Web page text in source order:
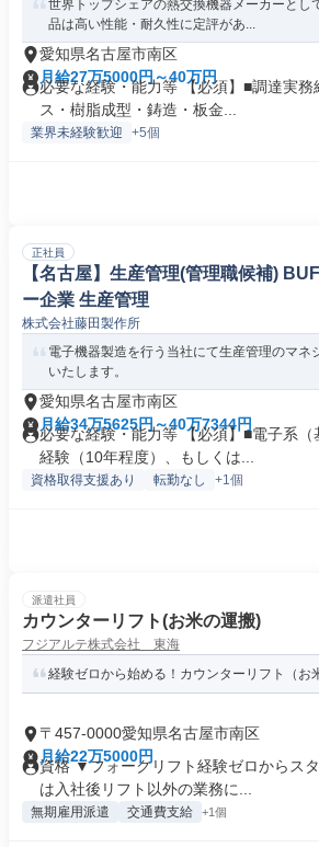
世界トップシェアの熱交換機器メーカーとし
品は高い性能・耐久性に定評があ...
愛知県名古屋市南区
月給27万5000円～40万円
必要な経験・能力等 【必須】■調達実務
ス・樹脂成型・鋳造・板金...
業界未経験歓迎 +5個
正社員
【名古屋】生産管理(管理職候補)
ー企業 生産管理
株式会社藤田製作所
電子機器製造を行う当社にて生産管理のマネ
いたします。
愛知県名古屋市南区
月給34万5625円～40万7344円
必要な経験・能力等 【必須】■電子系（
経験（10年程度）、もしくは...
資格取得支援あり 転勤なし +1個
派遣社員
カウンターリフト(お米の運搬)
フジアルテ株式会社 東海
経験ゼロから始める！カウンターリフト（お
〒457-0000愛知県名古屋市南区
月給22万5000円
資格 ▼フォークリフト経験ゼロからス
は入社後リフト以外の業務に...
無期雇用派遣 交通費支給 +1個